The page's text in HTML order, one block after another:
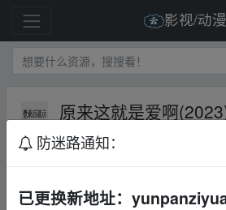
影视/动漫
原来这就是爱啊
字幕【39.90GB】
其他
防迷路通知：
已更换新地址：